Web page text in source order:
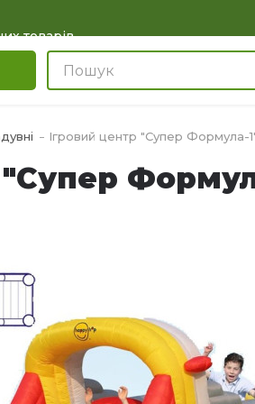
товарів
Ігровий центр "Супер Формула-